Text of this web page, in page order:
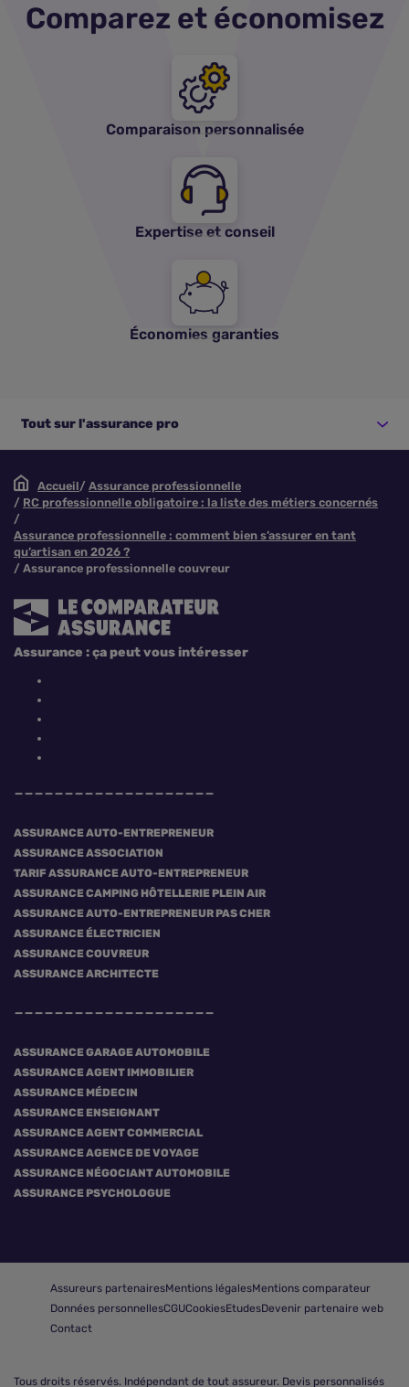
Comparez et économisez
Comparaison personnalisée
Expertise et conseil
Économies garanties
Tout sur l'assurance pro
Accueil
Assurance professionnelle
RC professionnelle obligatoire : la liste des métiers concernés
Assurance professionnelle : comment bien s’assurer en tant
qu’artisan en 2026 ?
Assurance professionnelle couvreur
ASSURANCE AUTO-ENTREPRENEUR
ASSURANCE ASSOCIATION
TARIF ASSURANCE AUTO-ENTREPRENEUR
ASSURANCE CAMPING HÔTELLERIE PLEIN AIR
ASSURANCE AUTO-ENTREPRENEUR PAS CHER
ASSURANCE ÉLECTRICIEN
ASSURANCE COUVREUR
ASSURANCE ARCHITECTE
ASSURANCE GARAGE AUTOMOBILE
ASSURANCE AGENT IMMOBILIER
ASSURANCE MÉDECIN
ASSURANCE ENSEIGNANT
ASSURANCE AGENT COMMERCIAL
ASSURANCE AGENCE DE VOYAGE
ASSURANCE NÉGOCIANT AUTOMOBILE
ASSURANCE PSYCHOLOGUE
Assurance : ça peut vous intéresser
Assureurs partenairesMentions légalesMentions comparateur
Données personnellesCGUCookiesEtudesDevenir partenaire web
Contact
Tous droits réservés. Indépendant de tout assureur. Devis personnalisés